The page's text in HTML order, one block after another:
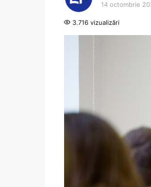
14 octombrie
3.716 vizualizări